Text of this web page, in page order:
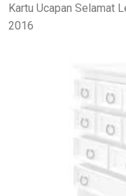
Kartu Ucapan Selamat
2016